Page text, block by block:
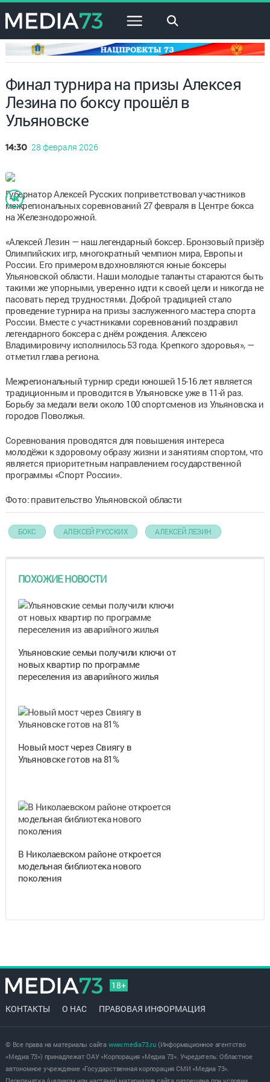
×
Финал турнира на призы Алексея
Лезина по боксу прошёл в
Ульяновске
14:30 28 февраля 2026
Губернатор Алексей Русских поприветствовал участников
межрегиональных соревнований 27 февраля в Центре бокса
на Железнодорожной.
«Алексей Лезин — наш легендарный боксер. Бронзовый призёр
Олимпийских игр, многократный чемпион мира, Европы и
России. Его примером вдохновляются юные боксеры
Ульяновской области. Наши молодые таланты стараются быть
такими же упорными, уверенно идти к своей цели и никогда не
пасовать перед трудностями. Доброй традицией стало
проведение турнира на призы заслуженного мастера спорта
России. Вместе с участниками соревнований поздравил
легендарного боксера с днём рождения. Алексею
Владимировичу исполнилось 53 года. Крепкого здоровья», —
отметил глава региона.
Межрегиональный турнир среди юношей 15-16 лет является
традиционным и проводится в Ульяновске уже в 11-й раз.
Борьбу за медали вели около 100 спортсменов из Ульяновска и
городов Поволжья.
Соревнования проводятся для повышения интереса
молодёжи к здоровому образу жизни и занятиям спортом, что
является приоритетным направлением государственной
программы «Спорт России».
Фото: правительство Ульяновской области
БОКС АЛЕКСЕЙ РУССКИХ АЛЕКСЕЙ ЛЕЗИН
ПОХОЖИЕ НОВОСТИ
Ульяновские семьи получили ключи от
новых квартир по программе
переселения из аварийного жилья
Новый мост через Свиягу в
Ульяновске готов на 81%
В Николаевском районе откроется
модельная библиотека нового
поколения
18+
КОНТАКТЫ О НАС ПРАВОВАЯ ИНФОРМАЦИЯ
© Все права на материалы сайта www.media73.ru(Информационное агентство
«Медиа 73») принадлежат ОАУ «Корпорация «Медиа 73». Учредитель: Областное
автономное учреждение «Государственная корпорация СМИ «Медиа 73».